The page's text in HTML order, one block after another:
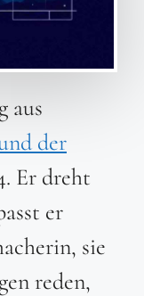
aus
der
Er dreht
er
sie
reden,